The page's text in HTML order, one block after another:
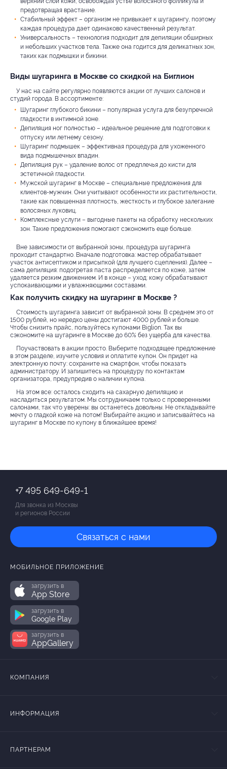
предотвращая врастание.
Стабильный эффект – организм не привыкает к шугарингу, поэтому
каждая процедура дает одинаково качественный результат.
Универсальность – технология подходит для депиляции обширных
и небольших участков тела. Также она годится для деликатных зон,
таких как подмышки и бикини.
Виды шугаринга в Москве со скидкой на Биглион
У нас на сайте регулярно появляются акции от лучших салонов и
студий города. В ассортименте:
Шугаринг глубокого бикини – популярная услуга для безупречной
гладкости в интимной зоне.
Депиляция ног полностью – идеальное решение для подготовки к
отпуску или летнему сезону.
Шугаринг подмышек – эффективная процедура для ухоженного
вида подмышечных впадин.
Депиляция рук – удаление волос от предплечья до кисти для
эстетичной гладкости.
Мужской шугаринг в Москве – специальные предложения для
клиентов-мужчин. Они учитывают особенности их растительности,
такие как повышенная плотность, жесткость и глубокое залегание
волосяных луковиц.
Комплексные услуги – выгодные пакеты на обработку нескольких
зон. Такие предложения помогают сэкономить еще больше.
Вне зависимости от выбранной зоны, процедура шугаринга
проходит стандартно. Вначале подготовка: мастер обрабатывает
участок антисептиком и присыпкой (для лучшего сцепления). Далее –
сама депиляция: подогретая паста распределяется по коже, затем
удаляется резким движением. И в конце – уход: кожу обрабатывают
успокаивающими и увлажняющими составами.
Как получить скидку на шугаринг в Москве ?
Стоимость шугаринга зависит от выбранной зоны. В среднем это от
1500 рублей, но нередко цены достигают 4000 рублей и больше.
Чтобы снизить прайс, пользуйтесь купонами Biglion. Так вы
сэкономите на шугаринге в Москве до 60% без ущерба для качества.
Поучаствовать в акции просто. Выберите подходящее предложение
в этом разделе, изучите условия и оплатите купон. Он придет на
электронную почту: сохраните на смартфон, чтобы показать
администратору. И запишитесь на процедуру по контактам
организатора, предупредив о наличии купона.
На этом все: осталось сходить на сахарную депиляцию и
насладиться результатом. Мы сотрудничаем только с проверенными
салонами, так что уверены: вы останетесь довольны. Не откладывайте
мечту о гладкой коже на потом! Выбирайте акцию и записывайтесь на
шугаринг в Москве по купону в ближайшее время!
+7 495 649-649-1
Для звонка из Москвы
и регионов России
Связаться с нами
МОБИЛЬНОЕ ПРИЛОЖЕНИЕ
загрузить в
App Store
загрузить в
Google Play
загрузить в
AppGallery
КОМПАНИЯ
ИНФОРМАЦИЯ
ПАРТНЕРАМ